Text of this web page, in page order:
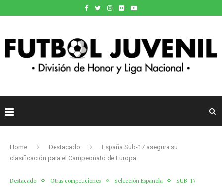
Home Destacado
España Sub-17 asegura su
clasificación para el Campeonato de Europa
Destacado Otras competiciones Selección Española SUB-17